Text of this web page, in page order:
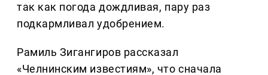
так как погода дождливая, пару раз
подкармливал удобрением.
Рамиль Зигангиров рассказал
«Челнинским известиям», что сначала